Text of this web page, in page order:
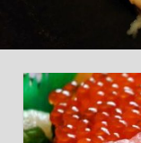
冒
険
が
こ
こ